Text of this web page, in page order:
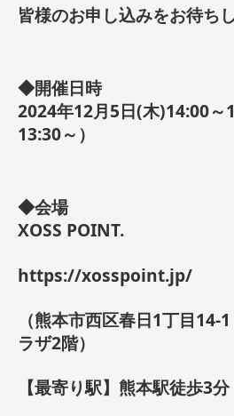
皆様のお申し込みをお待ち
◆開催日時
2024年12月5日(木)14:00～
13:30～）
◆会場
XOSS POINT.
https://xosspoint.jp/
（熊本市西区春日1丁目14-
ラザ2階）
【最寄り駅】熊本駅徒歩3分